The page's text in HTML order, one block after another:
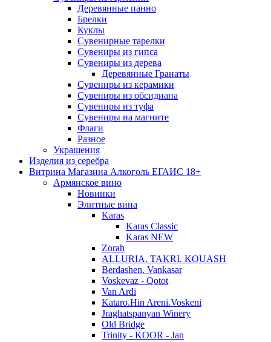
Деревянные панно
Брелки
Куклы
Сувенирные тарелки
Сувениры из гипса
Сувениры из дерева
Деревянные Гранаты
Сувениры из керамики
Сувениры из обсидиана
Сувениры из туфа
Сувениры на магните
Флаги
Разное
Украшения
Изделия из серебра
Витрина Магазина Алкоголь ЕГАИС 18+
Армянское вино
Новинки
Элитные вина
Karas
Karas Classic
Karas NEW
Zorah
ALLURIA. TAKRI. KOUASH
Berdashen. Vankasar
Voskevaz - Qotot
Van Ardi
Kataro.Hin Areni.Voskeni
Jraghatspanyan Winery
Old Bridge
Trinity - KOOR - Jan